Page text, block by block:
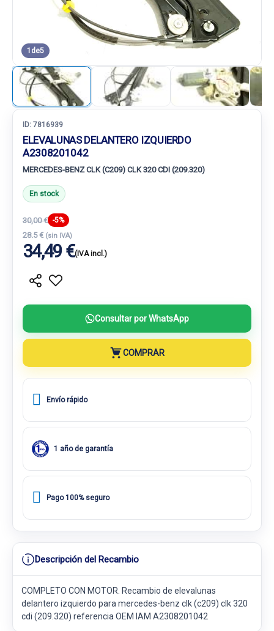
1 de5
ID: 7816939
ELEVALUNAS DELANTERO IZQUIERDO
A2308201042
MERCEDES-BENZ CLK (C209) CLK 320 CDI (209.320)
En stock
30,00 € -5%
28.5 € (sin IVA)
34,49 €(IVA incl.)
Consultar por WhatsApp
COMPRAR
Envío rápido
1 año de garantía
Pago 100% seguro
Descripción del Recambio
COMPLETO CON MOTOR. Recambio de elevalunas
delantero izquierdo para mercedes-benz clk (c209) clk 320
cdi (209.320) referencia OEM IAM A2308201042